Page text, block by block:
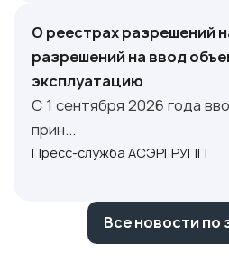
О реестрах разрешений
разрешений на ввод
эксплуатацию
С 1 сентября 2026 года
прин...
Пресс-служба АСЭРГРУПП
Все новости по